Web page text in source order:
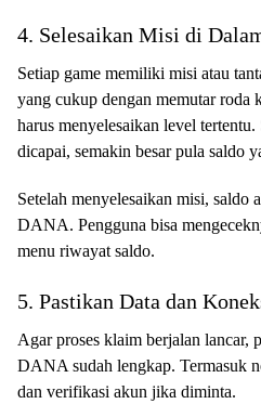
4. Selesaikan Misi di
Setiap game memiliki misi atau
yang cukup dengan memutar roda
harus menyelesaikan level
dicapai, semakin besar pula saldo
Setelah menyelesaikan misi, saldo
DANA. Pengguna bisa
menu riwayat saldo.
5. Pastikan Data dan
Agar proses klaim berjalan lancar,
DANA sudah lengkap. Termasuk
dan verifikasi akun jika diminta.